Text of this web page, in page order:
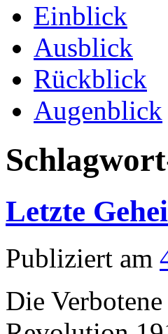
Einblick
Ausblick
Rückblick
Augenblick
Letzte
Publiziert am
Die